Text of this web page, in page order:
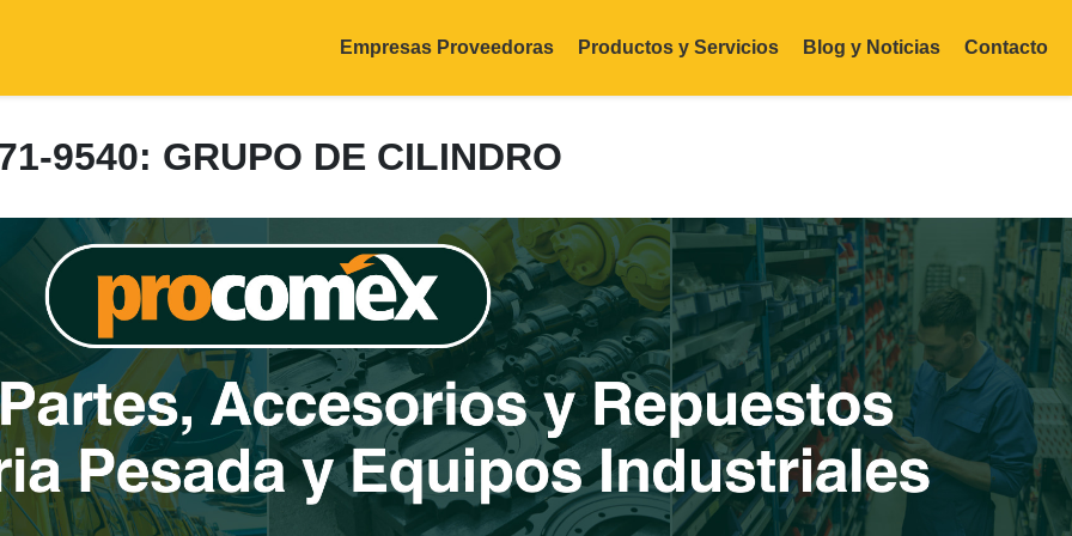
Empresas Proveedoras Productos y Servicios Blog y Noticias Contacto
9540: GRUPO DE CILINDRO